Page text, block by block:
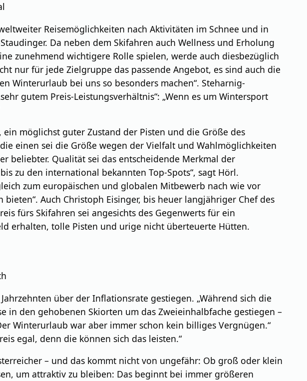
Reisemöglichkeiten nach Aktivitäten im Schnee und in
Da neben dem Skifahren auch Wellness und Erholung
zunehmend wichtigere Rolle spielen, werde auch diesbezüglich
nur für jede Zielgruppe das passende Angebot, es sind auch die
Winterurlaub bei uns so besonders machen“. Steharnig-
gutem Preis-Leistungsverhältnis“: „Wenn es um Wintersport
möglichst guter Zustand der Pisten und die Größe des
einen sei die Größe wegen der Vielfalt und Wahlmöglichkeiten
beliebter. Qualität sei das entscheidende Merkmal der
zu den international bekannten Top-Spots“, sagt Hörl.
zum europäischen und globalen Mitbewerb nach wie vor
Auch Christoph Eisinger, bis heuer langjähriger Chef des
fürs Skifahren sei angesichts des Gegenwerts für ein
erhalten, tolle Pisten und urige nicht überteuerte Hütten.
über der Inflationsrate gestiegen. „Während sich die
den gehobenen Skiorten um das Zweieinhalbfache gestiegen –
Winterurlaub war aber immer schon kein billiges Vergnügen.“
egal, denn die können sich das leisten.“
– und das kommt nicht von ungefähr: Ob groß oder klein
um attraktiv zu bleiben: Das beginnt bei immer größeren